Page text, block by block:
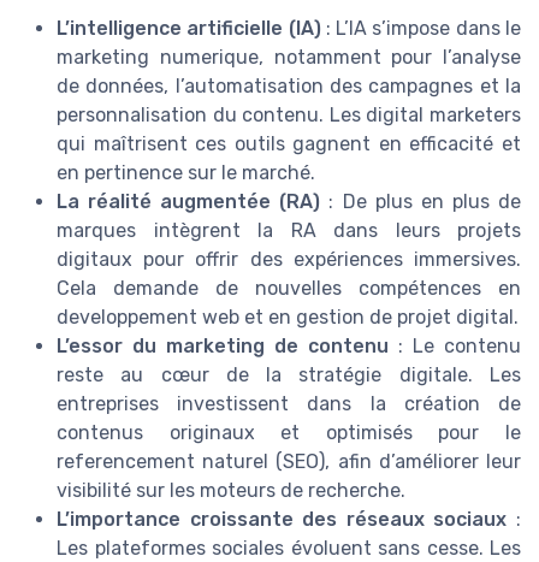
L’intelligence artificielle (IA): L’IA s’impose dans le
marketing numerique, notamment pour l’analyse
de données, l’automatisation des campagnes et la
personnalisation du contenu. Les digital marketers
qui maîtrisent ces outils gagnent en efficacité et
en pertinence sur le marché.
La réalité augmentée (RA) : De plus en plus de
marques intègrent la RA dans leurs projets
digitaux pour offrir des expériences immersives.
Cela demande de nouvelles compétences en
developpement web et en gestion de projet digital.
L’essor du marketing de contenu : Le contenu
reste au cœur de la stratégie digitale. Les
entreprises investissent dans la création de
contenus originaux et optimisés pour le
referencement naturel (SEO), afin d’améliorer leur
visibilité sur les moteurs de recherche.
L’importance croissante des réseaux sociaux :
Les plateformes sociales évoluent sans cesse. Les